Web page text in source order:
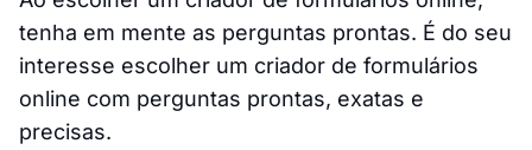
tenha em mente as perguntas prontas. É do seu
interesse escolher um criador de formulários
online com perguntas prontas, exatas e
precisas.